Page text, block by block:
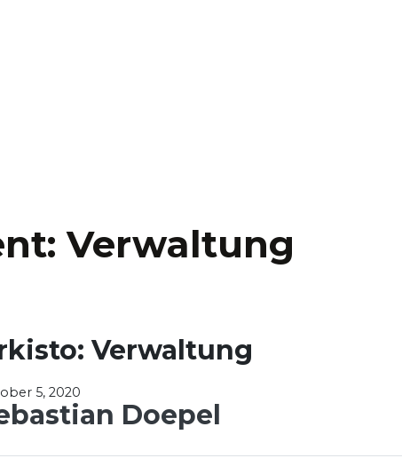
Verwaltung
Verwaltung
5, 2020
Doepel